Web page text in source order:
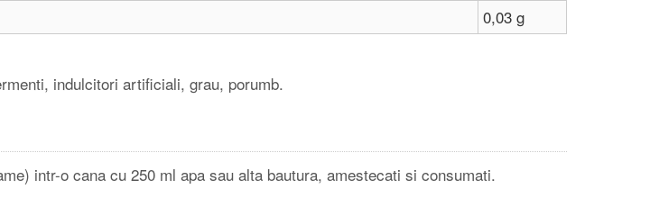
0,03 g
indulcitori artificiali, grau, porumb.
intr-o cana cu 250 ml apa sau alta bautura, amestecati si consumati.